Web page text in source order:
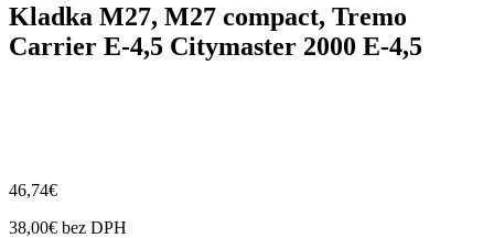
Kladka M27, M27 compact, Tremo
Carrier E-4,5 Citymaster 2000 E-4,5
46,74€
38,00€ bez DPH